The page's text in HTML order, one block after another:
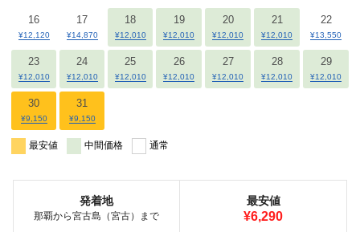
16
¥12,120
17
¥14,870
18
¥12,010
19
¥12,010
20
¥12,010
21
¥12,010
22
¥13,550
23
¥12,010
24
¥12,010
25
¥12,010
26
¥12,010
27
¥12,010
28
¥12,010
29
¥12,010
30
¥9,150
31
¥9,150
最安値 中間価格 通常
発着地
那覇から宮古島（宮古）まで
最安値
¥6,290